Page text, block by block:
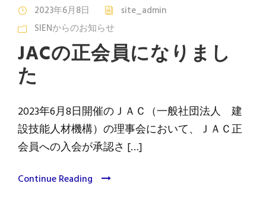
2023年6月8日
site_admin
SIENからのお知らせ
JACの正会員になりまし
た
2023年6月8日開催のＪＡＣ（一般社団法人 建
設技能人材機構）の理事会において、ＪＡＣ正
会員への入会が承認さ […]
Continue Reading